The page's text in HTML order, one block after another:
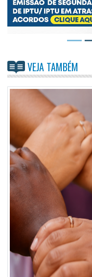
VEJA TAMBÉM